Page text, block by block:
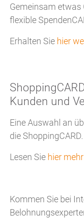
Gemeinsam etwas
flexible
Erhalten Sie hier
Kunden und
Eine Auswahl an
die ShoppingCARD.
Lesen Sie hier
Kommen Sie bei